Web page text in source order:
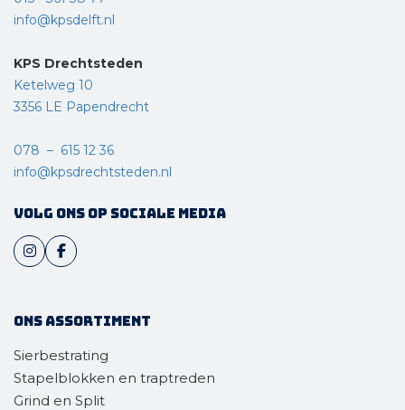
info@kpsdelft.nl
KPS Drechtsteden
Ketelweg 10
3356 LE Papendrecht
078 – 615 12 36
info@kpsdrechtsteden.nl
Volg ons op sociale media
Ons assortiment
Sierbestrating
Stapelblokken en traptreden
Grind en Split